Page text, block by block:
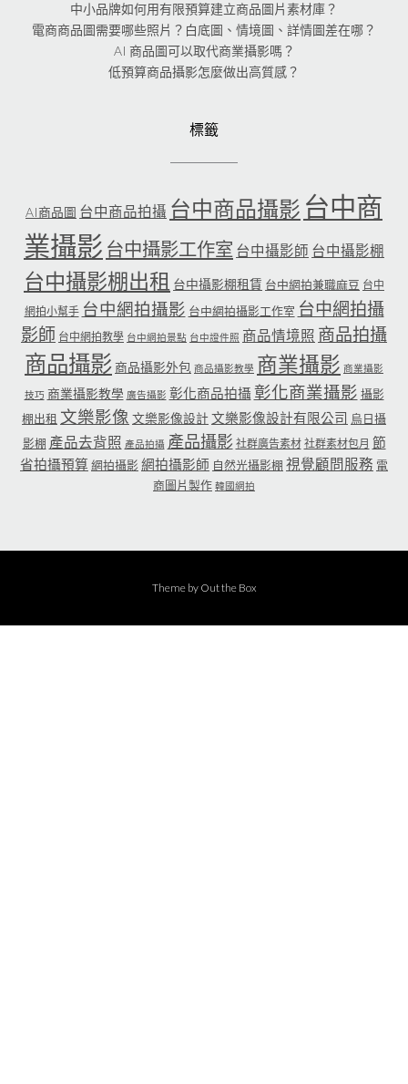
中小品牌如何用有限預算建立商品圖片素材庫？
電商商品圖需要哪些照片？白底圖、情境圖、詳情圖差在哪？
AI 商品圖可以取代商業攝影嗎？
低預算商品攝影怎麼做出高質感？
標籤
AI商品圖 台中商品拍攝 台中商品攝影 台中商
業攝影 台中攝影工作室 台中攝影師 台中攝影棚
台中攝影棚出租 台中攝影棚租賃 台中網拍兼職麻豆 台中
網拍小幫手 台中網拍攝影 台中網拍攝影工作室 台中網拍攝
影師 台中網拍教學 台中網拍景點 台中證件照 商品情境照 商品拍攝
商品攝影商品攝影外包 商品攝影教學 商業攝影 商業攝影
技巧 商業攝影教學 廣告攝影 彰化商品拍攝 彰化商業攝影 攝影
棚出租 文樂影像 文樂影像設計文樂影像設計有限公司 烏日攝
影棚 產品去背照 產品拍攝 產品攝影 社群廣告素材 社群素材包月 節
省拍攝預算 網拍攝影 網拍攝影師 自然光攝影棚 視覺顧問服務 電
商圖片製作 韓國網拍
Theme by Out the Box